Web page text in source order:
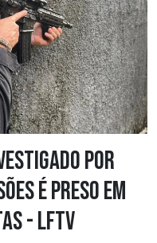
por
é preso em
- LFTV